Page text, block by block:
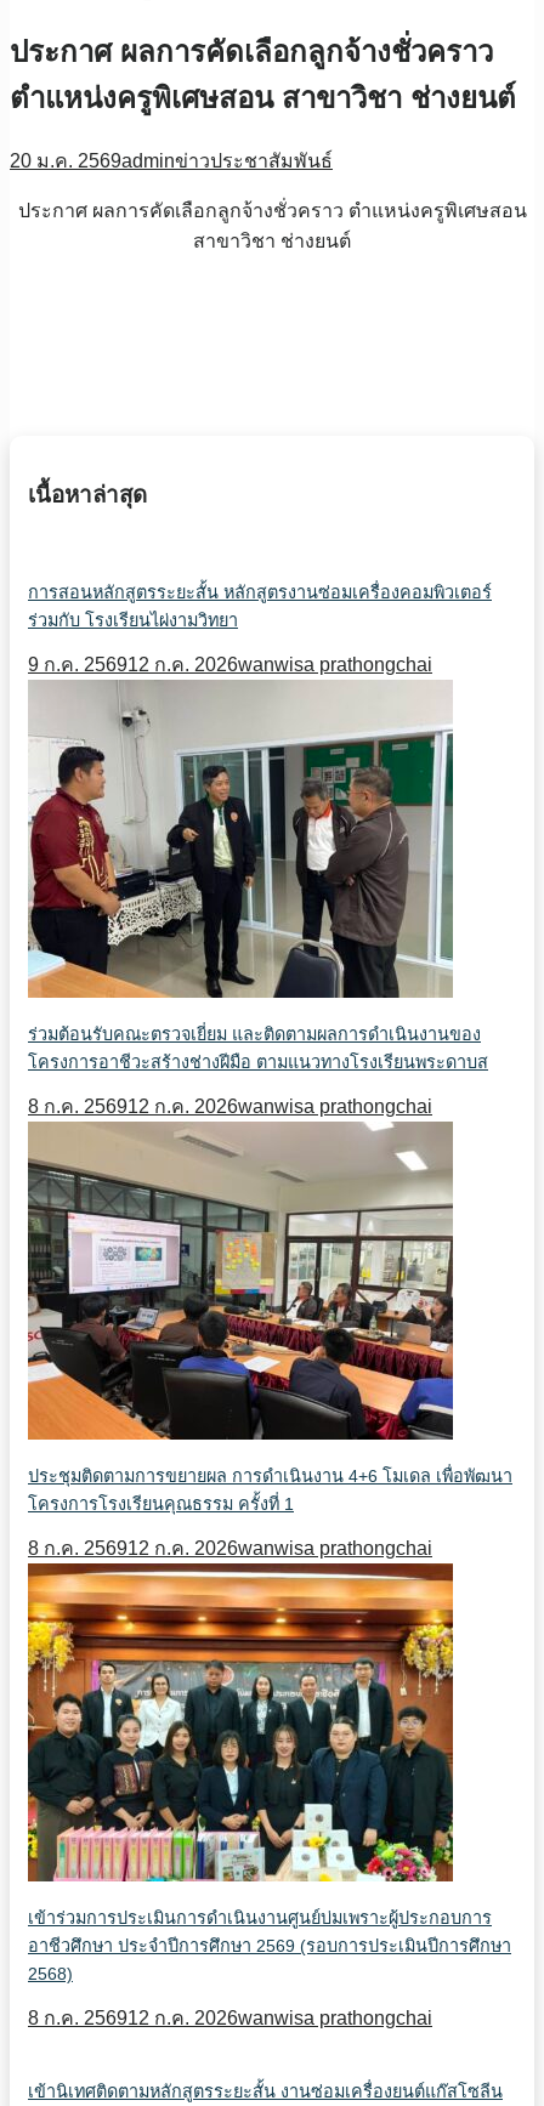
ประกาศ ผลการคัดเลือกลูกจ้างชั่วคราว
ตำแหน่งครูพิเศษสอน สาขาวิชา ช่างยนต์
20 ม.ค. 2569adminข่าวประชาสัมพันธ์
ประกาศ ผลการคัดเลือกลูกจ้างชั่วคราว ตำแหน่งครูพิเศษสอน
สาขาวิชา ช่างยนต์
เนื้อหาล่าสุด
การสอนหลักสูตรระยะสั้น หลักสูตรงานซ่อมเครื่องคอมพิวเตอร์
ร่วมกับ โรงเรียนไผ่งามวิทยา
9 ก.ค. 256912 ก.ค. 2026wanwisa prathongchai
ร่วมต้อนรับคณะตรวจเยี่ยม และติดตามผลการดำเนินงานของ
โครงการอาชีวะสร้างช่างฝีมือ ตามแนวทางโรงเรียนพระดาบส
8 ก.ค. 256912 ก.ค. 2026wanwisa prathongchai
ประชุมติดตามการขยายผล การดำเนินงาน 4+6 โมเดล เพื่อพัฒนา
โครงการโรงเรียนคุณธรรม ครั้งที่ 1
8 ก.ค. 256912 ก.ค. 2026wanwisa prathongchai
เข้าร่วมการประเมินการดำเนินงานศูนย์บ่มเพราะผู้ประกอบการ
อาชีวศึกษา ประจำปีการศึกษา 2569 (รอบการประเมินปีการศึกษา
2568)
8 ก.ค. 256912 ก.ค. 2026wanwisa prathongchai
เข้านิเทศติดตามหลักสูตรระยะสั้น งานซ่อมเครื่องยนต์แก๊สโซลีน